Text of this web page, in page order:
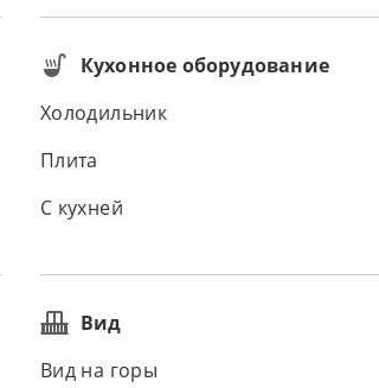
Кухонное оборудование
Холодильник
Плита
С кухней
Вид
Вид на горы